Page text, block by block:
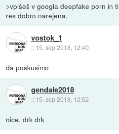
>vpišeš v googla deepfake porn in
res dobro narejena.
vostok_1
:: 15. sep 2018, 12:40
da poskusimo
gendale2018
:: 15. sep 2018, 12:52
nice, drk drk